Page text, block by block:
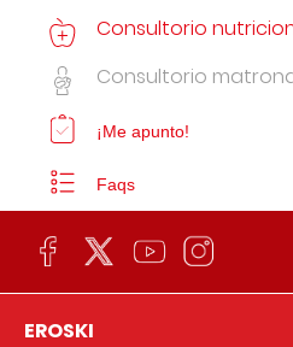
Consultorio
Consultorio
¡Me apunto!
Faqs
EROSKI